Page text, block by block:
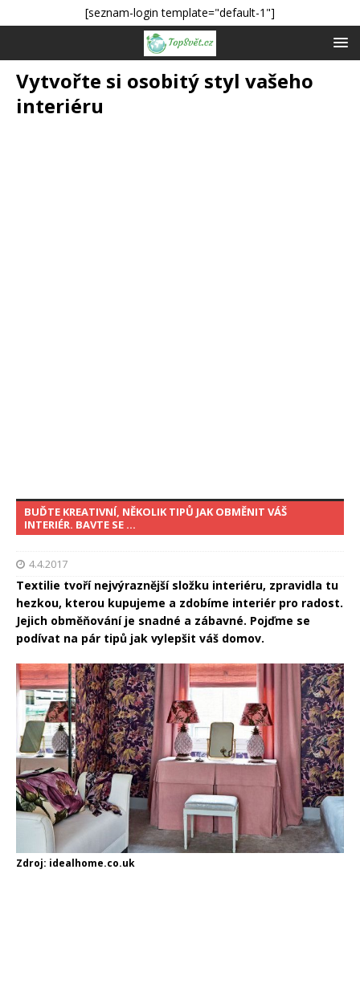
[seznam-login template="default-1"]
Vytvořte si osobitý styl vašeho
interiéru
BUĎTE KREATIVNÍ, NĚKOLIK TIPŮ JAK OBMĚNIT VÁŠ
INTERIÉR. BAVTE SE …
4.4.2017
Textilie tvoří nejvýraznější složku interiéru, zpravidla tu
hezkou, kterou kupujeme a zdobíme interiér pro radost.
Jejich obměňování je snadné a zábavné. Pojďme se
podívat na pár tipů jak vylepšit váš domov.
Zdroj: idealhome.co.uk